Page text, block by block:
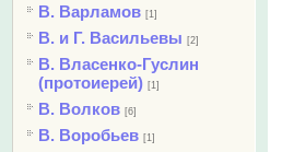
В. Варламов [1]
В. и Г. Васильевы [2]
В. Власенко-Гуслин
(протоиерей) [1]
В. Волков [6]
В. Воробьев [1]